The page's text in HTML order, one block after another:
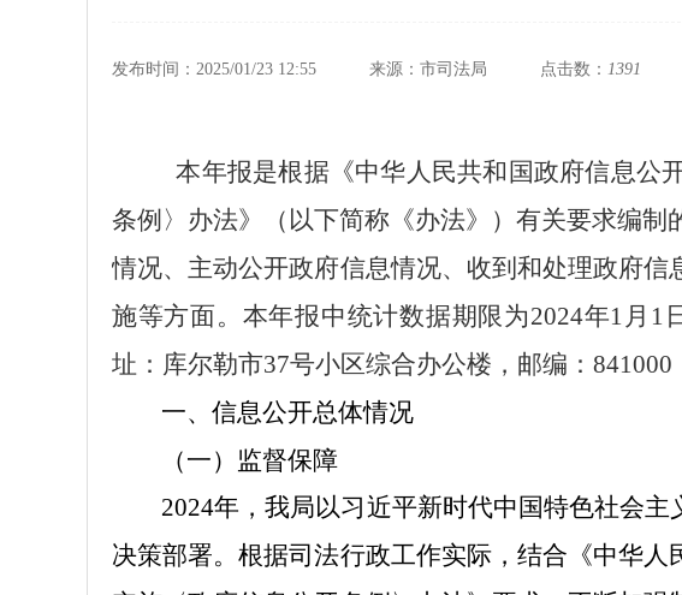
发布时间：2025/01/23 12:55 来源：市司法局 点击数： 1391
本年报是根据《中华人民共和国政府信息公
条例〉办法》（以下简称《办法》）有关要求编制
情况、主动公开政府信息情况、收到和处理政府
施等方面。本年报中统计数据期限为2024年1 月 1
址：库尔勒市37号小区综合办公楼，邮编： 841000
一、信息公开总体情况
（一）监督保障
2024年，我局以习近平新时代中国特色社会
决策部署。根据司法行政工作实际，结合《中华